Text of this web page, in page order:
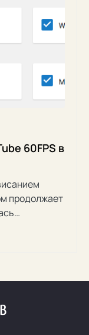
60FPS в
продолжает